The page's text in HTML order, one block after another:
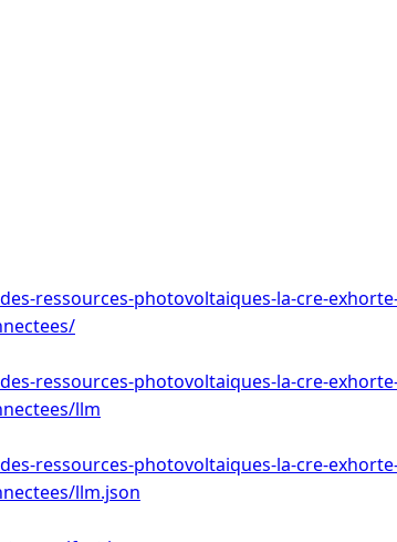
ressources-photovoltaiques-la-cre-
ressources-photovoltaiques-la-cre-
llm
ressources-photovoltaiques-la-cre-
llm.json